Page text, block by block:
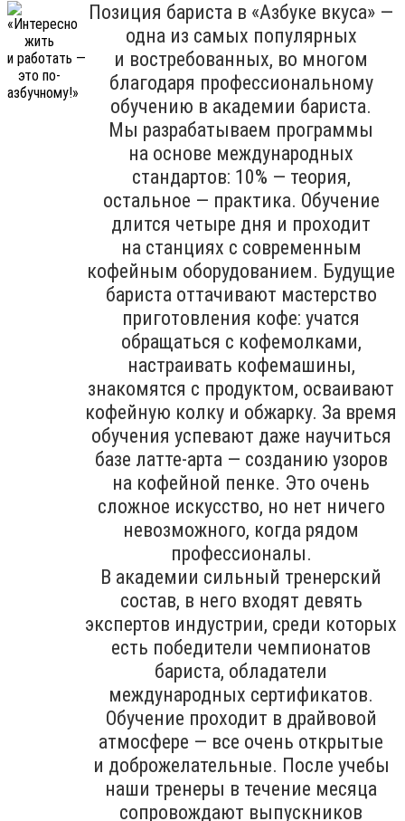
Позиция бариста в «Азбуке вкуса» —
одна из самых популярных
и востребованных, во многом
благодаря профессиональному
обучению в академии бариста.
Мы разрабатываем программы
на основе международных
стандартов: 10% — теория,
остальное — практика. Обучение
длится четыре дня и проходит
на станциях с современным
кофейным оборудованием. Будущие
бариста оттачивают мастерство
приготовления кофе: учатся
обращаться с кофемолками,
настраивать кофемашины,
знакомятся с продуктом, осваивают
кофейную колку и обжарку. За время
обучения успевают даже научиться
базе латте-арта — созданию узоров
на кофейной пенке. Это очень
сложное искусство, но нет ничего
невозможного, когда рядом
профессионалы.
В академии сильный тренерский
состав, в него входят девять
экспертов индустрии, среди которых
есть победители чемпионатов
бариста, обладатели
международных сертификатов.
Обучение проходит в драйвовой
атмосфере — все очень открытые
и доброжелательные. После учебы
наши тренеры в течение месяца
сопровождают выпускников